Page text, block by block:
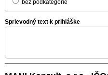
bez podkategórie
Sprievodný text k prihláške